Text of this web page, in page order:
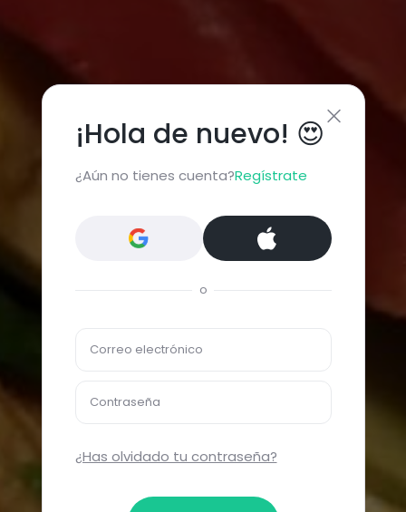
¡Hola de nuevo! 😍
¿Aún no tienes cuenta?Regístrate
o
Correo electrónico
Contraseña
¿Has olvidado tu contraseña?